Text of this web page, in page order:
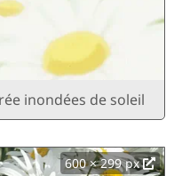
inondées de soleil
600 × 299 px